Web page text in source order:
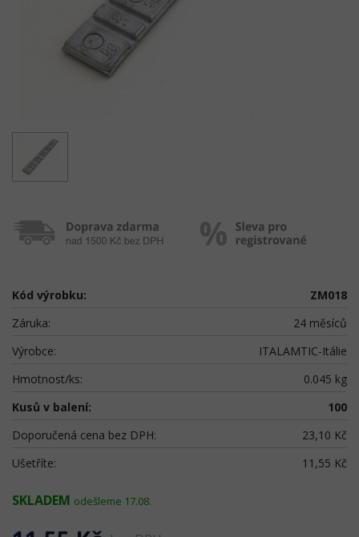
Kód výrobku:
ZM018
Záruka:
24 měsíců
Výrobce:
ITALAMTIC-Itálie
Hmotnost/ks:
0.045 kg
Kusů v balení:
100
Doporučená cena bez DPH:
23,10 Kč
Ušetříte:
11,55 Kč
SKLADEM odešleme 17.08.